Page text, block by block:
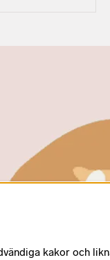
kakor och